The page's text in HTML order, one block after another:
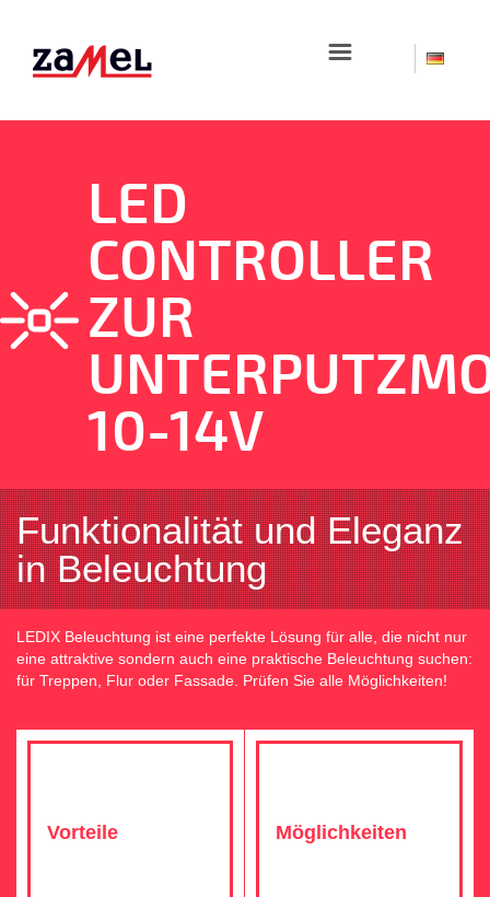
☰
LED
CONTROLLER
ZUR
10-14V
Funktionalität und Eleganz
in Beleuchtung
LEDIX Beleuchtung ist eine perfekte Lösung für alle, die nicht nur
eine attraktive sondern auch eine praktische Beleuchtung suchen:
für Treppen, Flur oder Fassade. Prüfen Sie alle Möglichkeiten!
Vorteile Möglichkeiten